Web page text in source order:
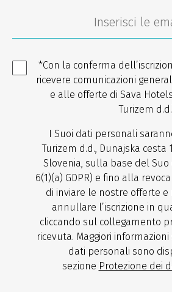
*Con la conferma
ricevere comunicazioni
e alle offerte di Sava
Turizem
I Suoi dati personali
Turizem d.d., Dunajska cesta
Slovenia, sulla base del
6(1)(a) GDPR) e fino alla
di inviare le nostre offerte e
annullare l’iscrizione in
cliccando sul collegamento
ricevuta. Maggiori
dati personali sono
sezione Protezione dei